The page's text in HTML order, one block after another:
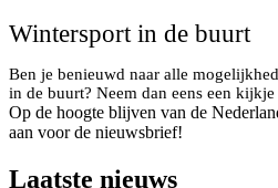
Wintersport in de buurt
Ben je benieuwd naar alle
in de buurt? Neem dan eens een kijkje
Op de hoogte blijven van de
aan voor de nieuwsbrief!
Laatste nieuws